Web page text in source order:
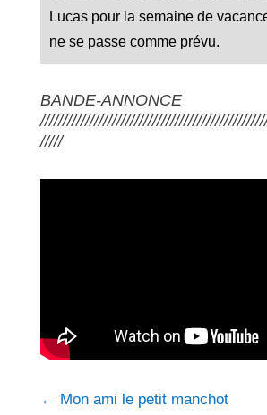
Lucas pour la semaine de
ne se passe comme prévu.
BANDE-ANNONCE
/////
← Mon ami le petit manchot